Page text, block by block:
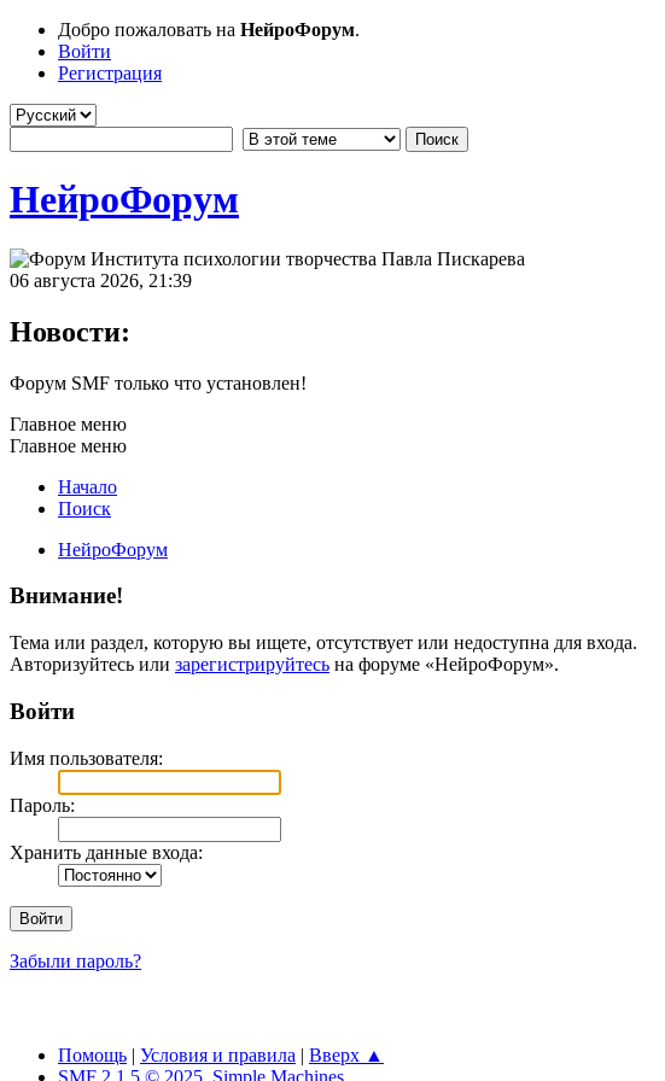
Добро пожаловать на НейроФорум.
Войти
Регистрация
НейроФорум
06 августа 2026, 21:39
Новости:
Форум SMF только что установлен!
Главное меню
Главное меню
Начало
Поиск
НейроФорум
Внимание!
Тема или раздел, которую вы ищете, отсутствует или недоступна для входа.
Авторизуйтесь или зарегистрируйтесь на форуме «НейроФорум».
Войти
Имя пользователя:
Пароль:
Хранить данные входа:
Забыли пароль?
Помощь | Условия и правила | Вверх ▲
SMF 2.1.5 © 2025 Simple Machines